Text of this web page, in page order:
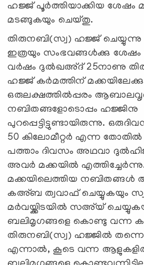
ഹജ്ജ് പൂര്‍ത്തിയാക്കിയ ശേഷം
മടങ്ങുകയും ചെയ്തു.
തിരുനബി(സ്വ) ഹജ്ജ് ചെയ്യുന്നു
ഇത്രയും സംഭവങ്ങള്‍ക്കു ശേഷം
വര്‍ഷം ദുല്‍ഖഅ്ദ് 25നാണു
ഹജ്ജ് കര്‍മത്തിന്
ഒരുലക്ഷത്തില്‍പ്പരം
നബിതങ്ങളോടൊപ്പം ഹജ്ജിനു
പുറപ്പെട്ടിട്ടുണ്ടായിരുന്നു.
50 കിലോമീറ്റര്‍ എന്ന തോതില്‍
പത്താം ദിവസം അഥവാ
അവര്‍ മക്കയില്‍
മക്കയിലെത്തിയ നബിതങ്ങള്‍
കഅ്ബ ത്വവാഫ് ചെയ്യുകയും
മര്‍വയ്ക്കിടയില്‍ സഅ്‌യ്
ബലിമൃഗങ്ങളെ കൊണ്ടു വന്ന
തിരുനബി(സ്വ) ഹജ്ജില്‍
എന്നാല്‍, കൂടെ വന്ന